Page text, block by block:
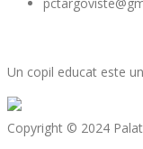
Un copil educat este
Copyright © 2024